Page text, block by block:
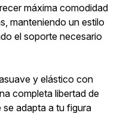
máxima comodidad
manteniendo un estilo
el soporte necesario
y elástico con
completa libertad de
adapta a tu figura